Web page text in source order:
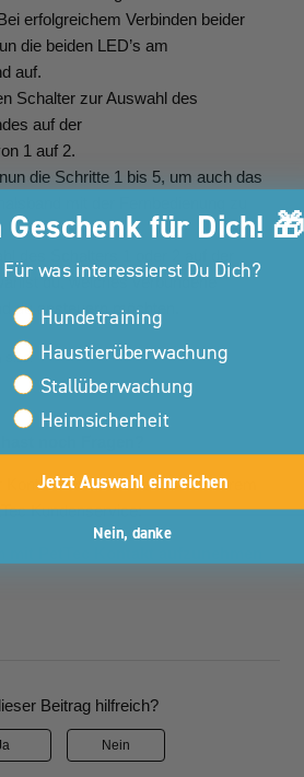
erfolgreichem Verbinden beider
die beiden LED’s am
auf.
Schalter zur Auswahl des
auf der
1 auf 2.
die Schritte 1 bis 5, um auch das
mit der Fernbedienung zu
des Schalters 1 oder 2 auf der
du, welches verbundene
du ansteuern möchten.
S.15.
direkt bei unserem
Kundenservice:
PetTec Kontakt aufzunehmen
Beitrag hilfreich?
Nein
Geschenk für Dich! 🎁
Für was interessierst Du Dich?
Interessen Kunden Property
Hundetraining
Haustierüberwachung
Stallüberwachung
Heimsicherheit
Jetzt Auswahl einreichen
Nein, danke